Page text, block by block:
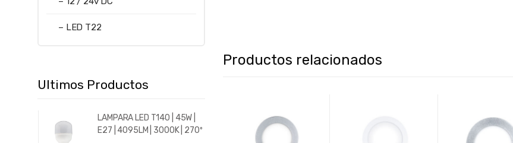
Productos relacionados
– LED T22
Ultimos Productos
LAMPARA LED T140 | 45W |
E27 | 4095LM | 3000K | 270º